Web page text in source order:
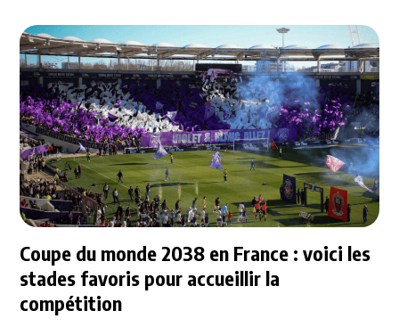
Coupe du monde 2038 en France : voici les
stades favoris pour accueillir la
compétition